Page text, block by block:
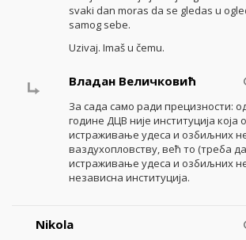
svaki dan moras da se gledas u
samog sebe.
Uzivaj. Imaš u čemu.
Владан Величковић
За сада само ради прецизности:
године ДЦВ није институција која
истраживање удеса и озбиљних
ваздухопловству, већ то (треба
истраживање удеса и озбиљних
независна институција.
Nikola